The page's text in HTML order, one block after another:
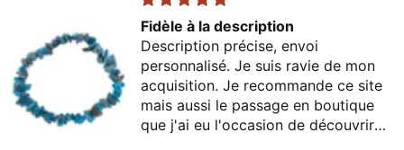
Fidèle à la description
Description précise, envoi
personnalisé. Je suis ravie de mon
acquisition. Je recommande ce site
mais aussi le passage en boutique
que j'ai eu l'occasion de découvrir